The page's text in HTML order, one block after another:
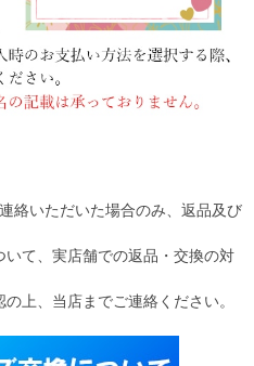
絡いただいた場合のみ、返品及び
て、実店舗での返品・交換の対
上、当店までご連絡ください。